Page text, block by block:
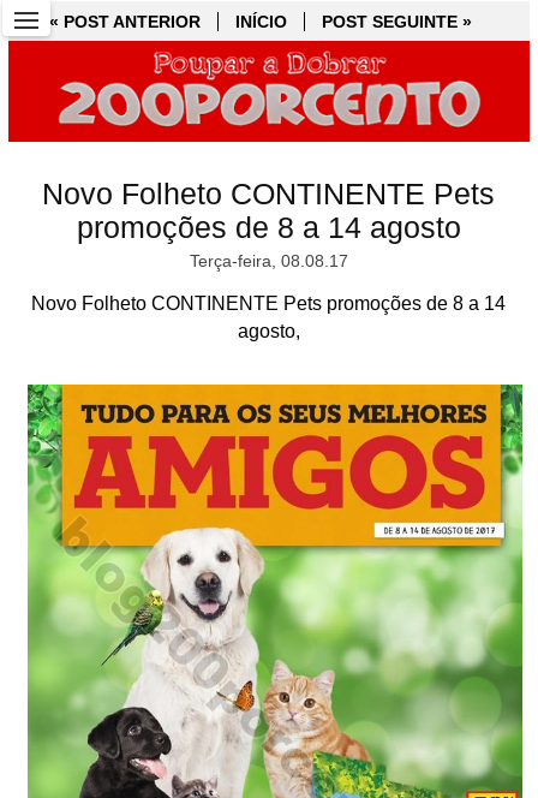
« POST ANTERIOR INÍCIO POST SEGUINTE »
Novo Folheto CONTINENTE Pets
promoções de 8 a 14 agosto
Terça-feira, 08.08.17
Novo Folheto CONTINENTE Pets promoções de 8 a 14
agosto,
« POST ANTERIOR INÍCIO POST SEGUINTE »